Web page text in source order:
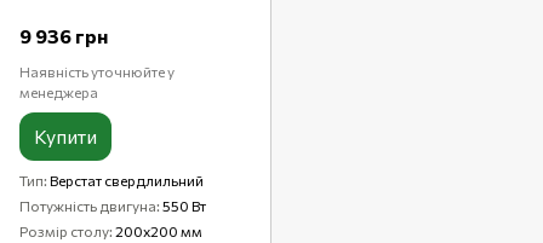
9 936 грн
Наявність уточнюйте у
менеджера
Купити
Тип Верстат свердлильний
Потужність двигуна 550 Вт
Розмір столу 200х200 мм